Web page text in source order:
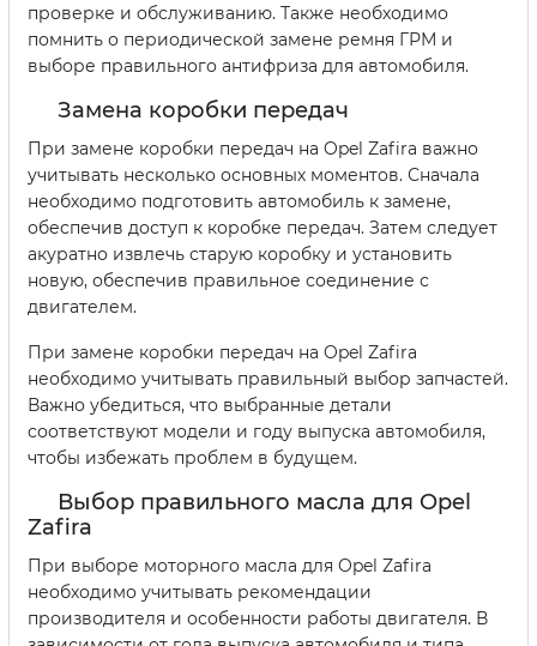
проверке и обслуживанию. Также необходимо
помнить о периодической замене ремня ГРМ и
выборе правильного антифриза для автомобиля.
Замена коробки передач
При замене коробки передач на Opel Zafira важно
учитывать несколько основных моментов. Сначала
необходимо подготовить автомобиль к замене,
обеспечив доступ к коробке передач. Затем следует
акуратно извлечь старую коробку и установить
новую, обеспечив правильное соединение с
двигателем.
При замене коробки передач на Opel Zafira
необходимо учитывать правильный выбор запчастей.
Важно убедиться, что выбранные детали
соответствуют модели и году выпуска автомобиля,
чтобы избежать проблем в будущем.
Выбор правильного масла для Opel
Zafira
При выборе моторного масла для Opel Zafira
необходимо учитывать рекомендации
производителя и особенности работы двигателя. В